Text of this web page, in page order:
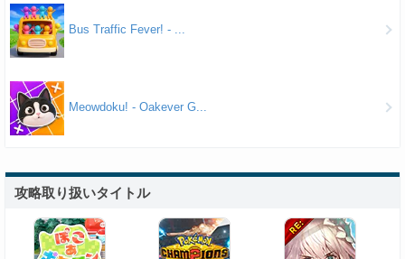
Bus Traffic Fever! - ...
Meowdoku! - Oakever G...
攻略取り扱いタイトル